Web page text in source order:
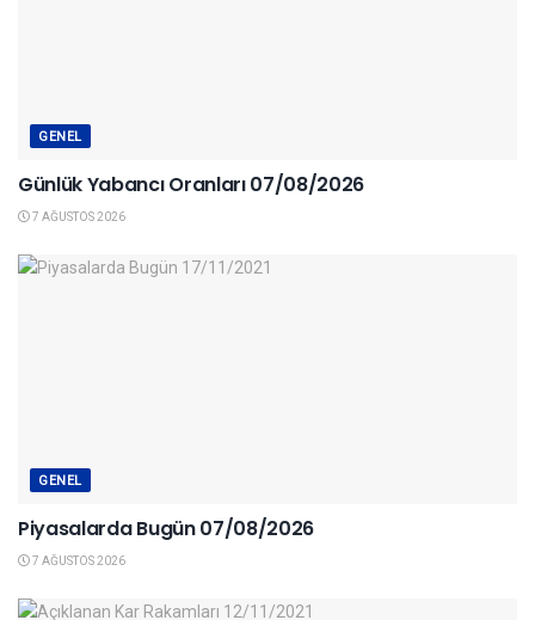
GENEL
Günlük Yabancı Oranları 07/08/2026
7 AĞUSTOS 2026
GENEL
Piyasalarda Bugün 07/08/2026
7 AĞUSTOS 2026